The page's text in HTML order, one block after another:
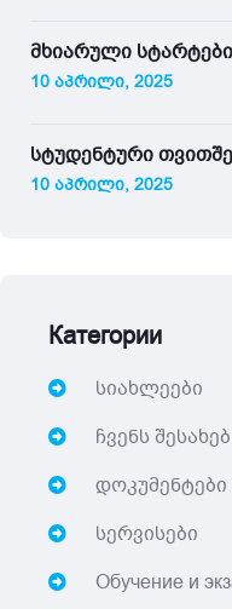
მხიარული
10 აპრილი, 2025
სტუდენტური
10 აპრილი, 2025
Категории
სიახლეები
ჩვენს შესახებ
დოკუმენტები
სერვისები
Обучение и